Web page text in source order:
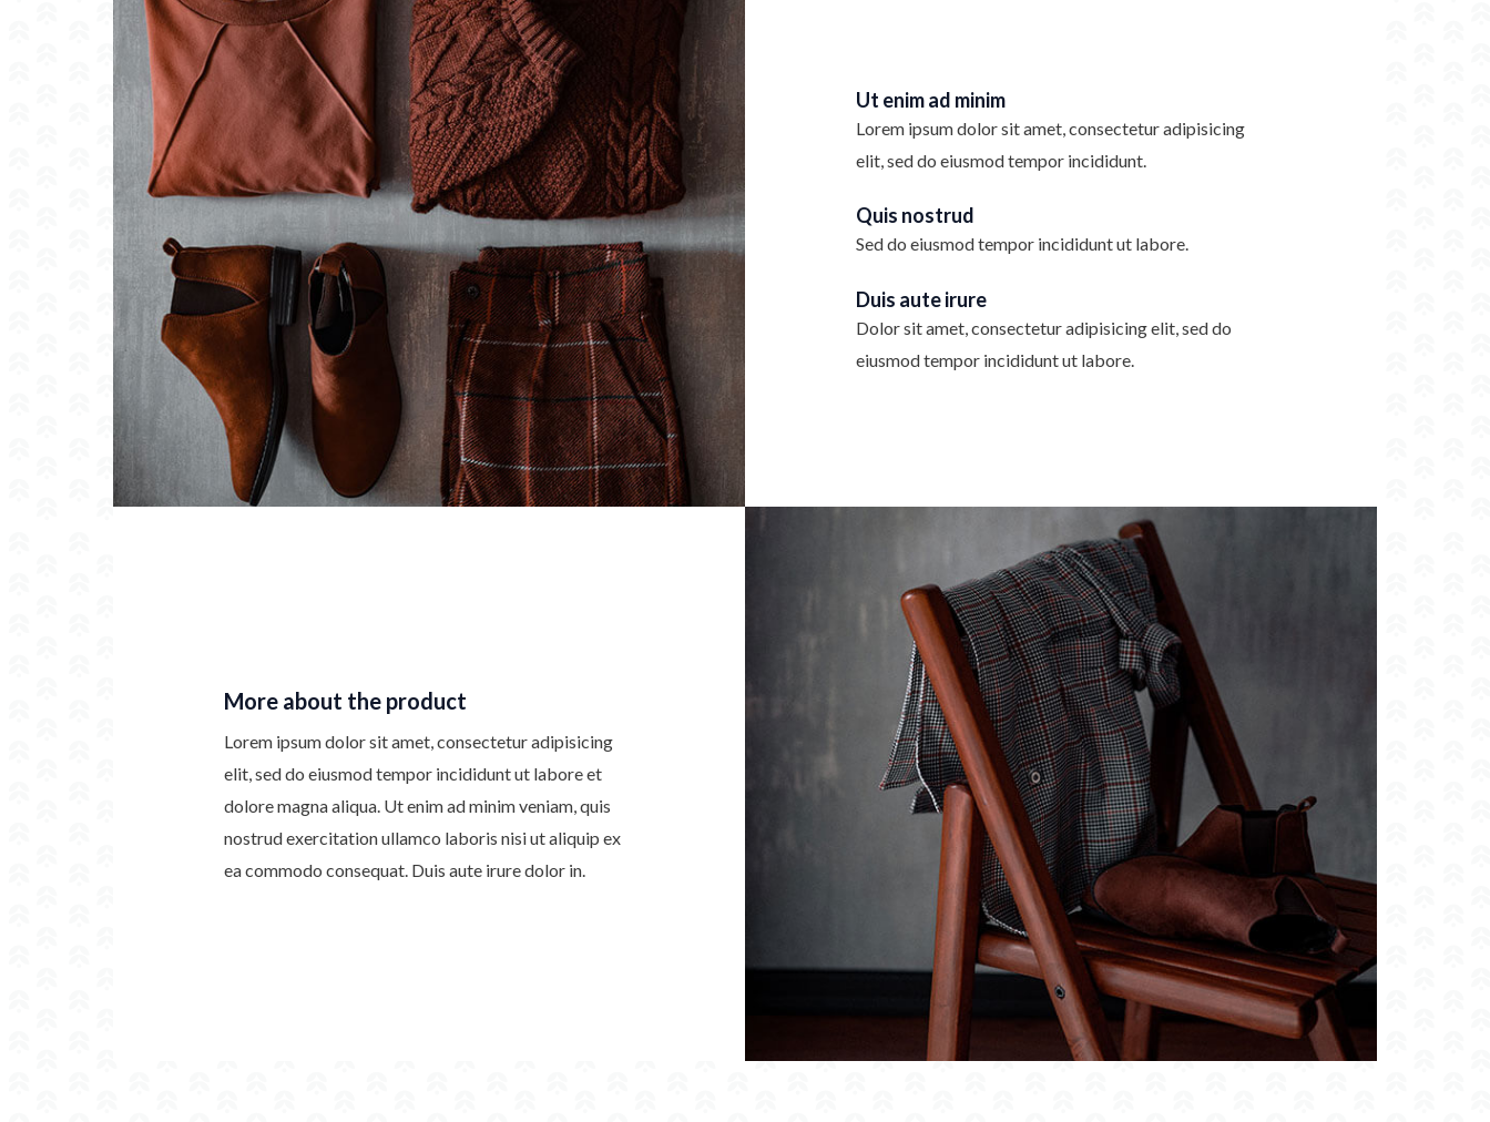
Ut enim ad minim
Lorem ipsum dolor sit amet, consectetur adipisicing
elit, sed do eiusmod tempor incididunt.
Quis nostrud
Sed do eiusmod tempor incididunt ut labore.
Duis aute irure
Dolor sit amet, consectetur adipisicing elit, sed do
eiusmod tempor incididunt ut labore.
More about the product
Lorem ipsum dolor sit amet, consectetur adipisicing
elit, sed do eiusmod tempor incididunt ut labore et
dolore magna aliqua. Ut enim ad minim veniam, quis
nostrud exercitation ullamco laboris nisi ut aliquip ex
ea commodo consequat. Duis aute irure dolor in.